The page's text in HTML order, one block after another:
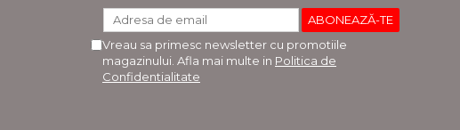
Vreau sa primesc newsletter cu promotiile
magazinului. Afla mai multe in Politica de
Confidentialitate